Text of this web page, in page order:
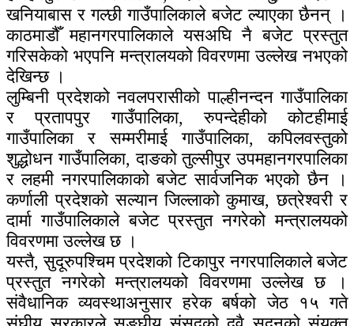
खनियाबास र गल्छी गाउँपालिकाले बजेट ल्याएका छैनन् ।
काठमाडौँ महानगरपालिकाले यसअघि नै बजेट प्रस्तुत
गरिसकेको भएपनि मन्त्रालयको विवरणमा उल्लेख नभएको
देखिन्छ ।
लुम्बिनी प्रदेशको नवलपरासीको पाल्हीनन्दन गाउँपालिका
र प्रतापपुर गाउँपालिका, रुपन्देहीको कोटहीमाई
गाउँपालिका र सम्मरीमाई गाउँपालिका, कपिलवस्तुको
शुद्धोधन गाउँपालिका, दाङको तुल्सीपुर उपमहानगरपालिका
र लहमी नगरपालिकाको बजेट सार्वजनिक भएको छैन ।
कर्णाली प्रदेशको सल्यान जिल्लाको कुमाख, छत्रेश्वरी र
दार्मा गाउँपालिकाले बजेट प्रस्तुत नगरेको मन्त्रालयको
विवरणमा उल्लेख छ ।
यस्तै, सुदूरुपश्चिम प्रदेशको टिकापुर नगरपालिकाले बजेट
प्रस्तुत नगरेको मन्त्रालयको विवरणमा उल्लेख छ ।
संवैधानिक व्यवस्थाअनुसार हरेक बर्षको जेठ १५ गते